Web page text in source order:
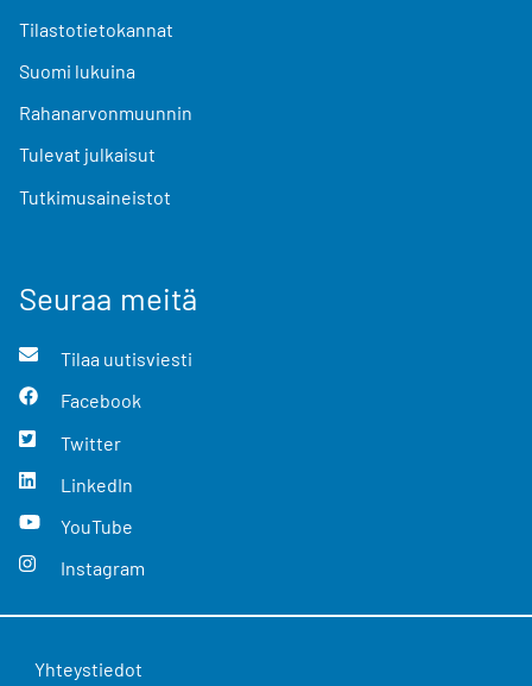
Tilastotietokannat
Suomi lukuina
Rahanarvonmuunnin
Tulevat julkaisut
Tutkimusaineistot
Seuraa meitä
Tilaa uutisviesti
Facebook
Twitter
LinkedIn
YouTube
Instagram
Yhteystiedot